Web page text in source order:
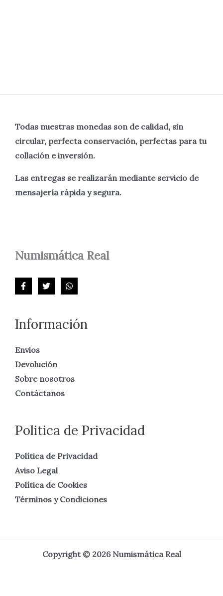
Todas nuestras monedas son de calidad, sin
circular, perfecta conservación, perfectas para tu
collación e inversión.
Las entregas se realizarán mediante servicio de
mensajería rápida y segura.
NumismáticaReal
Información
Envios
Devolución
Sobre nosotros
Contáctanos
Politica de Privacidad
Política de Privacidad
Aviso Legal
Política de Cookies
Términos y Condiciones
Copyright © 2026 Numismática Real